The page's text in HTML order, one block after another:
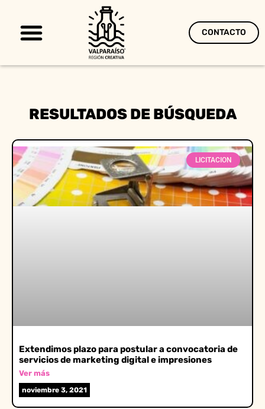
CONTACTO
RESULTADOS DE BÚSQUEDA
LICITACION
Extendimos plazo para postular a convocatoria de
servicios de marketing digital e impresiones
Ver más
noviembre 3, 2021